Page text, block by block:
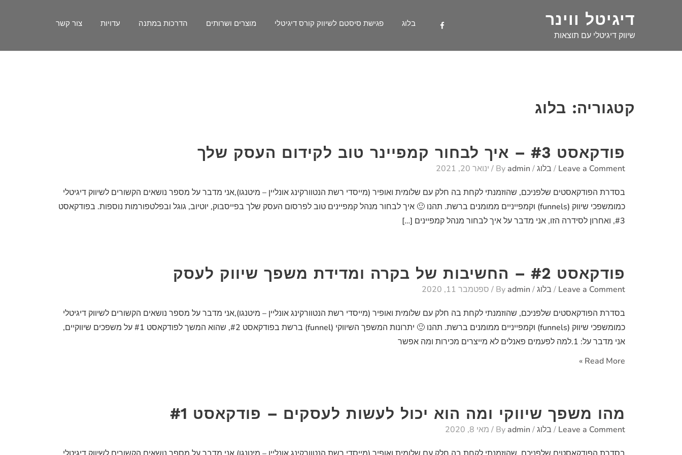
דיגיטל ווינר
שיווק דיגיטלי עם תוצאות
צור קשר עדויות הדרכות במתנה מוצרים ושרותים פגישת סיסטם לשיווק קורס דיגיטלי בלוג
קטגוריה: בלוג
פודקאסט #3 – איך לבחור קמפיינר טוב לקידום העסק שלך
Leave a Comment
/ בלוג/ By
admin
/ ינואר 20, 2021
בסדרת הפודקאסטים שלפניכם, שהוזמנתי לקחת בה חלק עם שלומית ואופיר (מייסדי רשת הנטוורקינג אונליין – מיטנגו),אני מדבר על מספר נושאים הקשורים לשיווק דיגיטלי
כמומשפכי שיווק (funnels) וקמפייניים ממומנים ברשת. תהנו 🙂 איך לבחור מנהל קמפיינים טוב לפרסום העסק שלך בפייסבוק, יוטיוב, גוגל ובפלטפורמות נוספות. בפודקאסט
#3, ואחרון לסידרה הזו, אני מדבר על איך לבחור מנהל קמפיינים […]
פודקאסט #2 – החשיבות של בקרה ומדידת משפך שיווק לעסק
Leave a Comment
/ בלוג/ By
admin
/ ספטמבר 11, 2020
בסדרת הפודקאסטים שלפניכם, שהוזמנתי לקחת בה חלק עם שלומית ואופיר (מייסדי רשת הנטוורקינג אונליין – מיטנגו),אני מדבר על מספר נושאים הקשורים לשיווק דיגיטלי
כמומשפכי שיווק (funnels) וקמפייניים ממומנים ברשת. תהנו 🙂 יתרונות המשפך השיווקי (funnel) ברשת בפודקאסט #2, שהוא המשך לפודקאסט #1 על משפכים שיווקיים,
אני מדבר על: 1.למה לפעמים פאנלים לא מייצרים מכירות ומה אפשר
פודקאסט
של
בקרה
Read More »
מהו משפך שיווקי ומה הוא יכול לעשות לעסקים – פודקאסט #1
Leave a Comment
/ בלוג/ By
admin
/ מאי 8, 2020